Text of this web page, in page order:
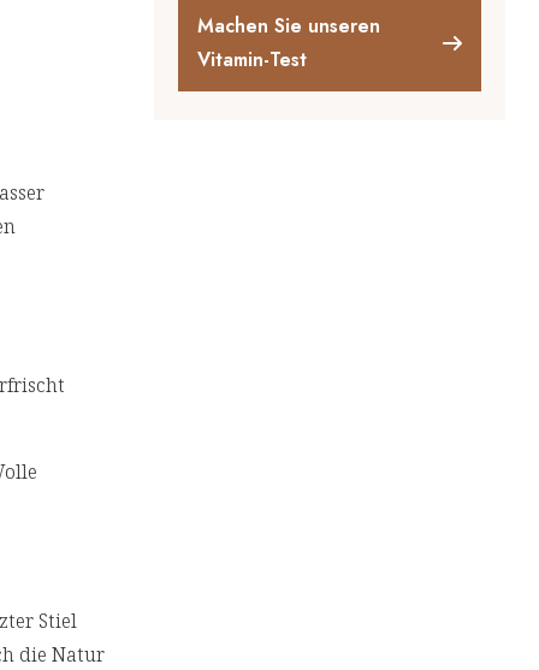
Stiel
die Natur
Machen Sie unseren
Vitamin-Test